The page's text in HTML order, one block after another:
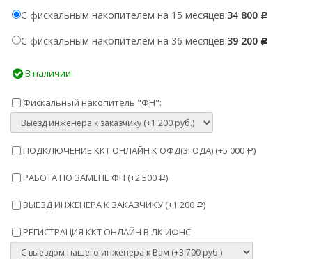
С фискальным накопителем на 15 месяцев:34 800 Р
С фискальным накопителем на 36 месяцев:39 200 Р
В наличии
Фискальный накопитель "ФН":
ПОДКЛЮЧЕНИЕ ККТ ОНЛАЙН К ОФД(3ГОДА) (+5 000 Р)
РАБОТА ПО ЗАМЕНЕ ФН (+2 500 Р)
ВЫЕЗД ИНЖЕНЕРА К ЗАКАЗЧИКУ (+1 200 Р)
РЕГИСТРАЦИЯ ККТ ОНЛАЙН В ЛК ИФНС